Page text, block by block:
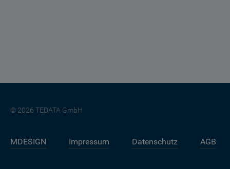
© 2026 TEDATA GmbH
MDESIGN Impressum Datenschutz AGB